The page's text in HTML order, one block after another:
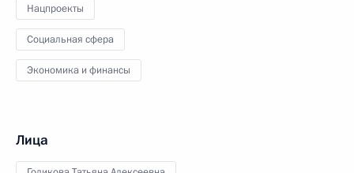
Нацпроекты
Социальная сфера
Экономика и финансы
Лица